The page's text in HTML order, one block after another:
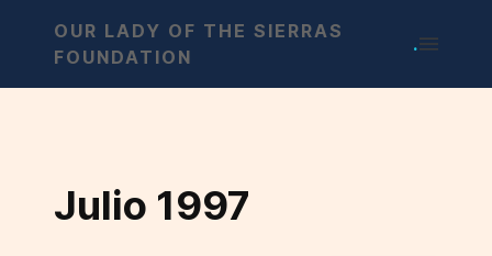
OUR LADY OF THE SIERRAS
FOUNDATION
.
Julio 1997